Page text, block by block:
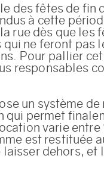
des fêtes de fin
à cette
rue dès que les
qui ne feront pas
Pour pallier cet
responsables
un système
permet
varie entre
est restituée
dehors, et